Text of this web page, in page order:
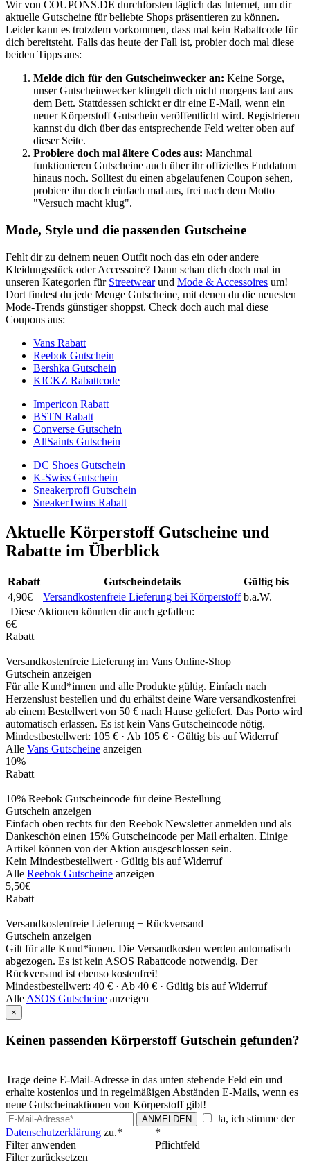
Wir von COUPONS.DE durchforsten täglich das Internet, um dir
aktuelle Gutscheine für beliebte Shops präsentieren zu können.
Leider kann es trotzdem vorkommen, dass mal kein Rabattcode für
dich bereitsteht. Falls das heute der Fall ist, probier doch mal diese
beiden Tipps aus:
Melde dich für den Gutscheinwecker an: Keine Sorge,
unserGutscheinweckerklingelt dich nicht morgens laut aus
dem Bett. Stattdessen schickt er dir eine E-Mail, wenn ein
neuer Körperstoff Gutschein veröffentlicht wird. Registrieren
kannst du dich über das entsprechende Feld weiter oben auf
dieser Seite.
Probiere doch mal ältere Codes aus: Manchmal
funktionieren Gutscheine auch über ihr offizielles Enddatum
hinaus noch. Solltest du einen abgelaufenen Coupon sehen,
probiere ihn doch einfach mal aus, frei nach dem Motto
"Versuch macht klug".
Mode, Style und die passenden Gutscheine
Fehlt dir zu deinem neuen Outfit noch das ein oder andere
Kleidungsstück oder Accessoire? Dann schau dich doch mal in
unseren Kategorien für Streetwearund Mode & Accessoires um!
Dort findest du jede Menge Gutscheine, mit denen du die neuesten
Mode-Trends günstiger shoppst. Check doch auch mal diese
Coupons aus:
Vans Rabatt
Reebok Gutschein
Bershka Gutschein
KICKZ Rabattcode
Impericon Rabatt
BSTN Rabatt
Converse Gutschein
AllSaints Gutschein
DC Shoes Gutschein
K-Swiss Gutschein
Sneakerprofi Gutschein
SneakerTwins Rabatt
Aktuelle Körperstoff Gutscheine und
Rabatte im Überblick
Rabatt Gutscheindetails
Gültig bis
4,90€
Versandkostenfreie Lieferung bei Körperstoff b.a.W.
Diese Aktionen könnten dir auch gefallen:
6€
Rabatt
Versandkostenfreie Lieferung im Vans Online-Shop
Gutschein anzeigen
Für alle Kund*innen und alle Produkte gültig. Einfach nach
Herzenslust bestellen und du erhältst deine Ware versandkostenfrei
ab einem Bestellwert von 50 € nach Hause geliefert. Das Porto wird
automatisch erlassen. Es ist kein Vans Gutscheincode nötig.
Mindestbestellwert: 105 € · Ab 105 € · Gültig bis auf Widerruf
Alle Vans Gutscheine anzeigen
10%
Rabatt
10% Reebok Gutscheincode für deine Bestellung
Gutschein anzeigen
Einfach oben rechts für den Reebok Newsletter anmelden und als
Dankeschön einen 15% Gutscheincode per Mail erhalten. Einige
Artikel können von der Aktion ausgeschlossen sein.
Kein Mindestbestellwert · Gültig bis auf Widerruf
Alle Reebok Gutscheine anzeigen
5,50€
Rabatt
Versandkostenfreie Lieferung + Rückversand
Gutschein anzeigen
Gilt für alle Kund*innen. Die Versandkosten werden automatisch
abgezogen. Es ist kein ASOS Rabattcode notwendig. Der
Rückversand ist ebenso kostenfrei!
Mindestbestellwert: 40 € · Ab 40 € · Gültig bis auf Widerruf
AlleASOS Gutscheine anzeigen
×
Keinen passenden Körperstoff Gutschein gefunden?
Trage deine E-Mail-Adresse in das unten stehende Feld ein und
erhalte kostenlos und in regelmäßigen Abständen E-Mails, wenn es
neue Gutscheinaktionen von Körperstoff gibt!
ANMELDEN
Ja, ich stimme der
Datenschutzerklärung zu.*
*
Pflichtfeld
Filter anwenden
Filter zurücksetzen